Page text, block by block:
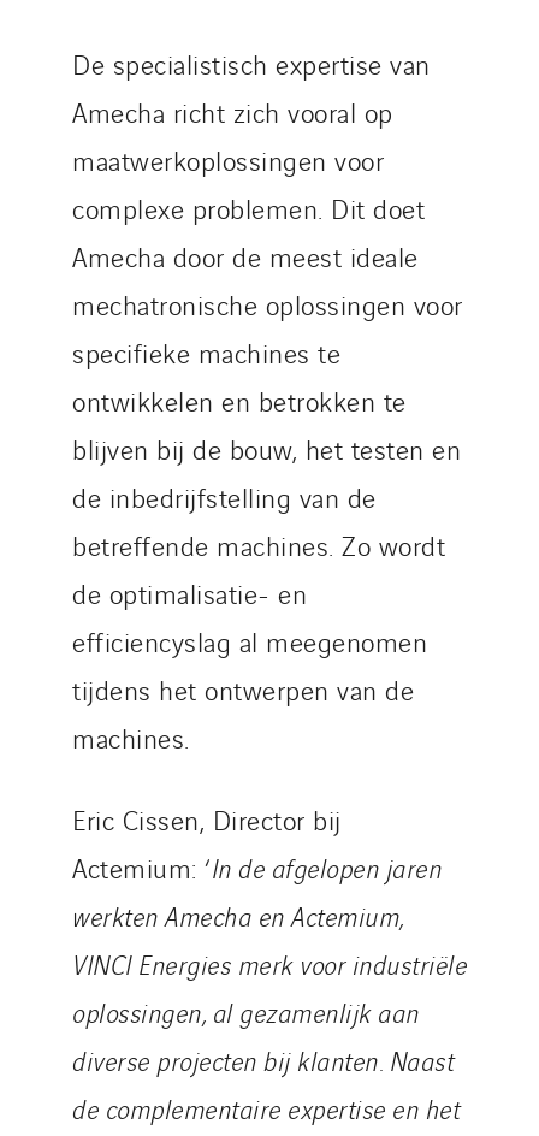
De specialistisch expertise van
Amecha richt zich vooral op
maatwerkoplossingen voor
complexe problemen. Dit doet
Amecha door de meest ideale
mechatronische oplossingen voor
specifieke machines te
ontwikkelen en betrokken te
blijven bij de bouw, het testen en
de inbedrijfstelling van de
betreffende machines. Zo wordt
de optimalisatie- en
efficiencyslag al meegenomen
tijdens het ontwerpen van de
machines.
Eric Cissen, Director bij
Actemium: ‘In de afgelopen jaren
werkten Amecha en Actemium,
VINCI Energies merk voor industriële
oplossingen, al gezamenlijk aan
diverse projecten bij klanten. Naast
de complementaire expertise en het